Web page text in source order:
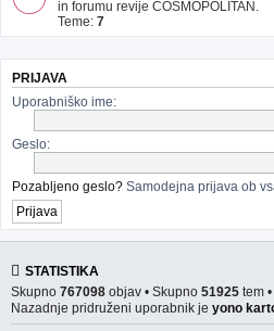
in forumu revije COSMOPOLITAN.
Teme: 7
PRIJAVA
Uporabniško ime:
Geslo:
Pozabljeno geslo? Samodejna prijava ob
STATISTIKA
Skupno 767098 objav • Skupno 51925 tem
Nazadnje pridruženi uporabnik je yono